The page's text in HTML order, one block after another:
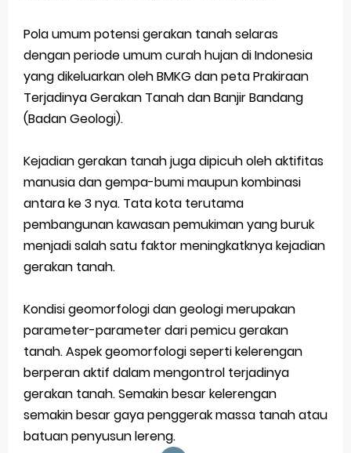
Pola umum potensi gerakan tanah selaras
dengan periode umum curah hujan di Indonesia
yang dikeluarkan oleh BMKG dan peta Prakiraan
Terjadinya Gerakan Tanah dan Banjir Bandang
(Badan Geologi).
Kejadian gerakan tanah juga dipicuh oleh aktifitas
manusia dan gempa-bumi maupun kombinasi
antara ke 3 nya. Tata kota terutama
pembangunan kawasan pemukiman yang buruk
menjadi salah satu faktor meningkatknya kejadian
gerakan tanah.
Kondisi geomorfologi dan geologi merupakan
parameter-parameter dari pemicu gerakan
tanah. Aspek geomorfologi seperti kelerengan
berperan aktif dalam mengontrol terjadinya
gerakan tanah. Semakin besar kelerengan
semakin besar gaya penggerak massa tanah atau
batuan penyusun lereng.